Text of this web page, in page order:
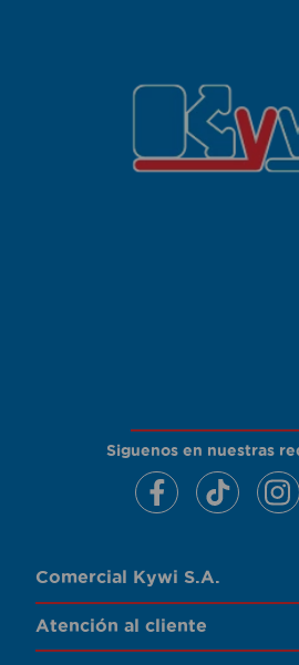
Siguenos en nuestras
Comercial Kywi S.A.
Atención al cliente